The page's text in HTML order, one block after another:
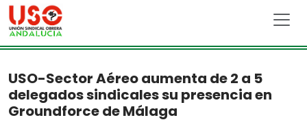
Skip to main content
USO-Sector Aéreo aumenta de 2 a 5
delegados sindicales su presencia en
Groundforce de Málaga